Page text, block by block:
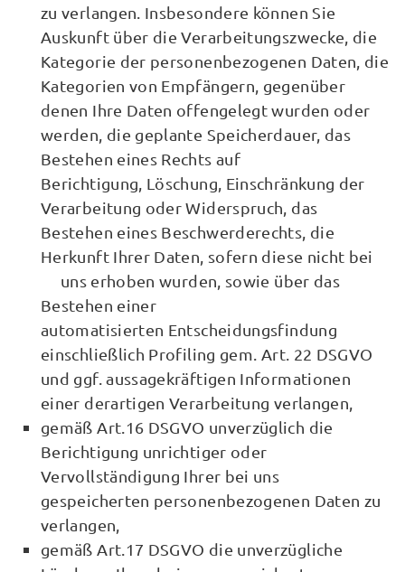
zu verlangen. Insbesondere können Sie
Auskunft über die Verarbeitungszwecke, die
Kategorie der personenbezogenen Daten, die
Kategorien von Empfängern, gegenüber
denen Ihre Daten offengelegt wurden oder
werden, die geplante Speicherdauer, das
Bestehen eines Rechts auf
Berichtigung, Löschung, Einschränkung der
Verarbeitung oder Widerspruch, das
Bestehen eines Beschwerderechts, die
Herkunft Ihrer Daten, sofern diese nicht bei
uns erhoben wurden, sowie über das
Bestehen einer
automatisierten Entscheidungsfindung
einschließlich Profiling gem. Art. 22 DSGVO
und ggf. aussagekräftigen Informationen
einer derartigen Verarbeitung verlangen,
gemäß Art.16 DSGVO unverzüglich die
Berichtigung unrichtiger oder
Vervollständigung Ihrer bei uns
gespeicherten personenbezogenen Daten zu
verlangen,
gemäß Art.17 DSGVO die unverzügliche